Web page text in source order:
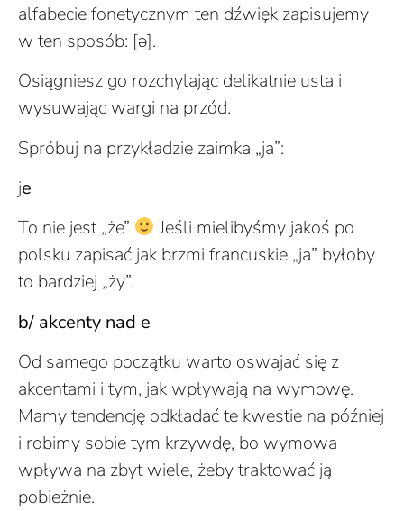
alfabecie fonetycznym ten dźwięk zapisujemy
w ten sposób: [ə].
Osiągniesz go rozchylając delikatnie usta i
wysuwając wargi na przód.
Spróbuj na przykładzie zaimka „ja”:
je
To nie jest „że”
Jeśli mielibyśmy jakoś po
polsku zapisać jak brzmi francuskie „ja” byłoby
to bardziej „ży”.
b/ akcenty nad e
Od samego początku warto oswajać się z
akcentami i tym, jak wpływają na wymowę.
Mamy tendencję odkładać te kwestie na później
i robimy sobie tym krzywdę, bo wymowa
wpływa na zbyt wiele, żeby traktować ją
pobieżnie.